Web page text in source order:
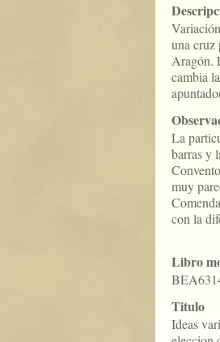
una cruz
Aragón.
cambia
La
barras y
muy
con la
Libro
Titulo
Ideas